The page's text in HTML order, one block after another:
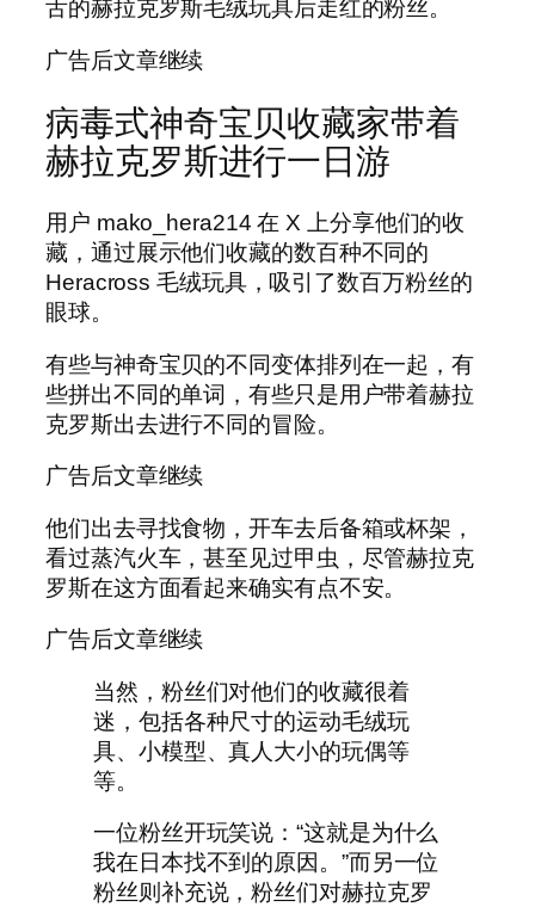
舌的赫拉克罗斯毛绒玩具后走红的粉丝。
广告后文章继续
病毒式神奇宝贝收藏家带着
赫拉克罗斯进行一日游
用户 mako_hera214 在 X 上分享他们的收
藏，通过展示他们收藏的数百种不同的
Heracross 毛绒玩具，吸引了数百万粉丝的
眼球。
有些与神奇宝贝的不同变体排列在一起，有
些拼出不同的单词，有些只是用户带着赫拉
克罗斯出去进行不同的冒险。
广告后文章继续
他们出去寻找食物，开车去后备箱或杯架，
看过蒸汽火车，甚至见过甲虫，尽管赫拉克
罗斯在这方面看起来确实有点不安。
广告后文章继续
当然，粉丝们对他们的收藏很着
迷，包括各种尺寸的运动毛绒玩
具、小模型、真人大小的玩偶等
等。
一位粉丝开玩笑说：“这就是为什么
我在日本找不到的原因。”而另一位
粉丝则补充说，粉丝们对赫拉克罗